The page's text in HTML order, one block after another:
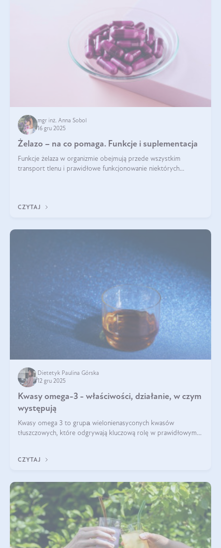
mgr inż. Anna Sobol
16 gru 2025
Żelazo – na co pomaga. Funkcje i suplementacja
Funkcje żelaza w organizmie obejmują przede wszystkim
transport tlenu i prawidłowe funkcjonowanie niektórych
CZYTAJ
Dietetyk Paulina Górska
12 gru 2025
Kwasy omega-3 - właściwości, działanie, w czym
występują
Kwasy omega 3 to grupа wielonienasyconych kwasów
tłuszczowych, które odgrywają kluczową rolę w prawidłowym
CZYTAJ